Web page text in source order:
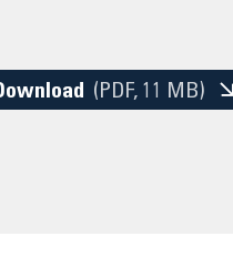
(PDF, 11 MB)